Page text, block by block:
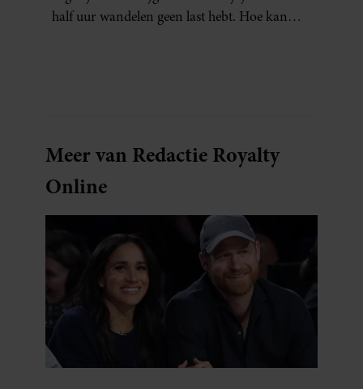
half uur wandelen geen last hebt. Hoe kan
Meer van Redactie Royalty
Online